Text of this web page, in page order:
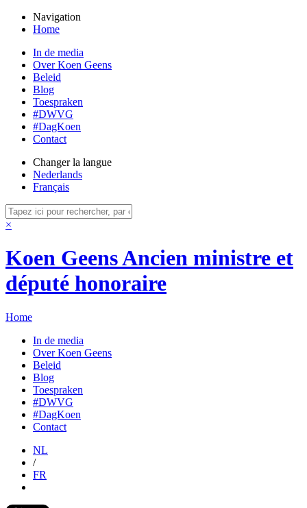
Navigation
Home
In de media
Over Koen Geens
Beleid
Blog
Toespraken
#DWVG
#DagKoen
Contact
Changer la langue
Nederlands
Français
×
Koen GeensAncien ministre et
député honoraire
Home
In de media
Over Koen Geens
Beleid
Blog
Toespraken
#DWVG
#DagKoen
Contact
NL
/
FR